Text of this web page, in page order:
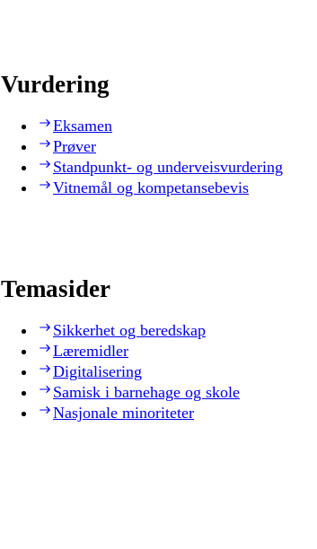
Vurdering
Eksamen
Prøver
Standpunkt- og underveisvurdering
Vitnemål og kompetansebevis
Temasider
Sikkerhet og beredskap
Læremidler
Digitalisering
Samisk i barnehage og skole
Nasjonale minoriteter